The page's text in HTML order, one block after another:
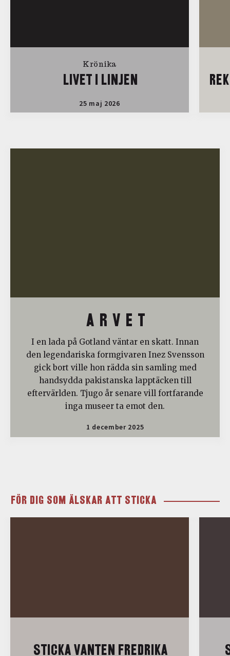
Krönika
LIVET I LINJEN
25 maj 2026
A R V E T
I en lada på Gotland väntar en skatt. Innan
den legendariska formgivaren Inez Svensson
gick bort ville hon rädda sin samling med
handsydda pakistanska lapptäcken till
eftervärlden. Tjugo år senare vill fortfarande
inga museer ta emot den.
1 december 2025
FÖR DIG SOM ÄLSKAR ATT STICKA
STICKA VANTEN FREDRIKA